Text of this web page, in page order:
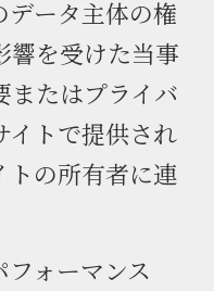
データ主体の権
響を受けた当事
またはプライバ
イトで提供され
トの所有者に連
フォーマンス